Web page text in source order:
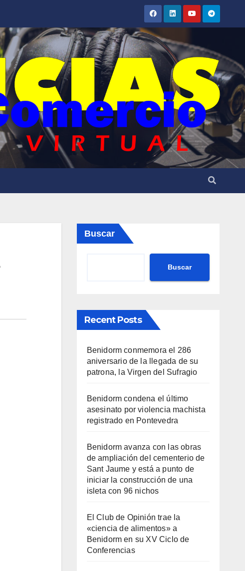
Buscar
Buscar
Recent Posts
Benidorm conmemora el 286
aniversario de la llegada de su
patrona, la Virgen del Sufragio
Benidorm condena el último
asesinato por violencia machista
registrado en Pontevedra
Benidorm avanza con las obras
de ampliación del cementerio de
Sant Jaume y está a punto de
iniciar la construcción de una
isleta con 96 nichos
El Club de Opinión trae la
«ciencia de alimentos» a
Benidorm en su XV Ciclo de
Conferencias